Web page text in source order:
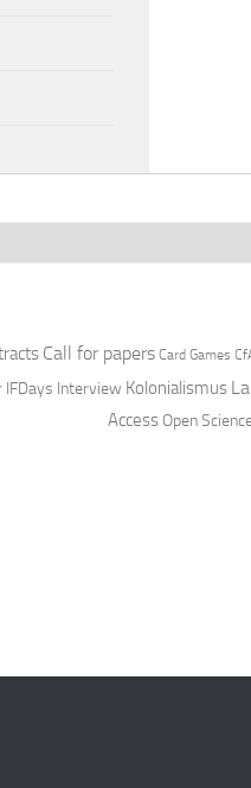
Call for papers Card Games
IFDays Interview Kolonialismus
Access Open